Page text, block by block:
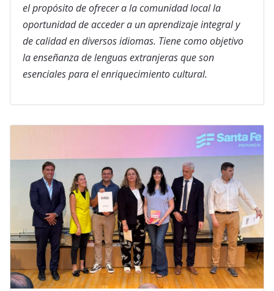
el propósito de ofrecer a la comunidad local la
oportunidad de acceder a un aprendizaje integral y
de calidad en diversos idiomas. Tiene como objetivo
la enseñanza de lenguas extranjeras que son
esenciales para el enriquecimiento cultural.